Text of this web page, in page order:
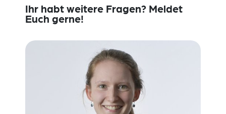
Ihr habt weitere Fragen? Meldet
Euch gerne!